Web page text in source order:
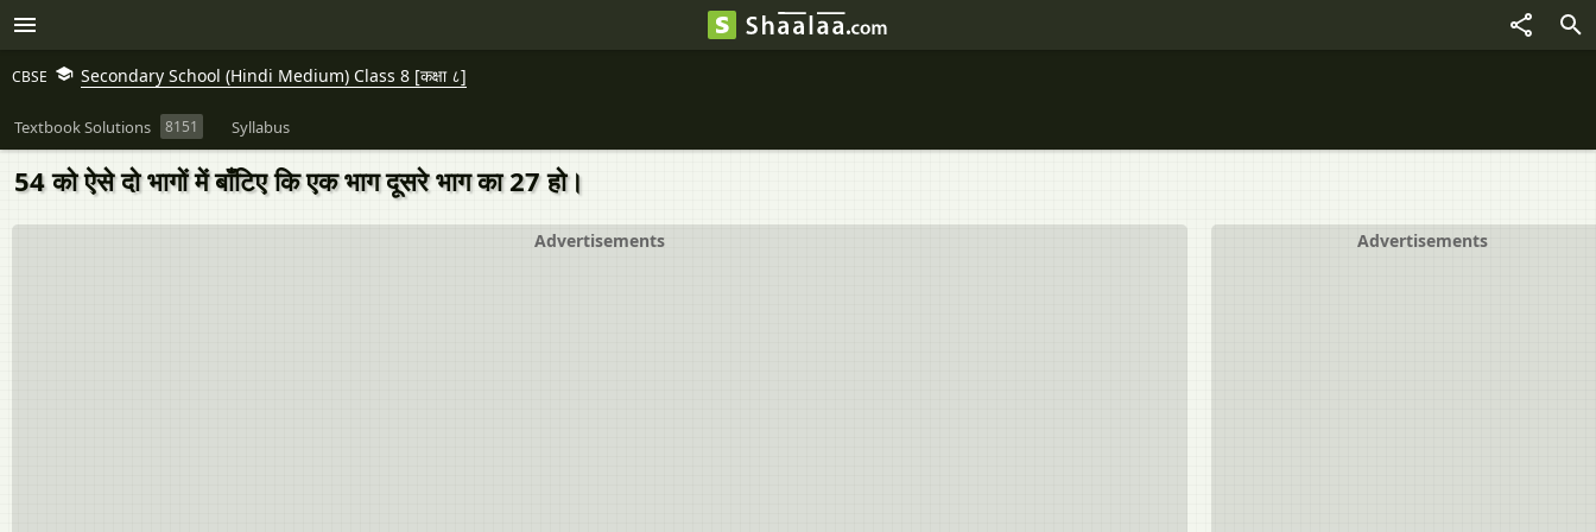
CBSE Secondary School (Hindi Medium) Class 8 [कक्षा ८]
Textbook Solutions 8151 Syllabus
54 को ऐसे दो भागों में बाँटिए कि एक भाग दूसरे भाग का 27 हो।
Advertisements
Advertisements